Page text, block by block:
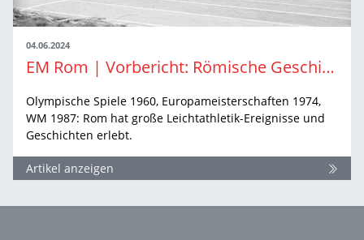
04.06.2024
EM Rom | Vorbericht: Römische Geschichten
Olympische Spiele 1960, Europameisterschaften 1974,
WM 1987: Rom hat große Leichtathletik-Ereignisse und
Geschichten erlebt.
Artikel anzeigen